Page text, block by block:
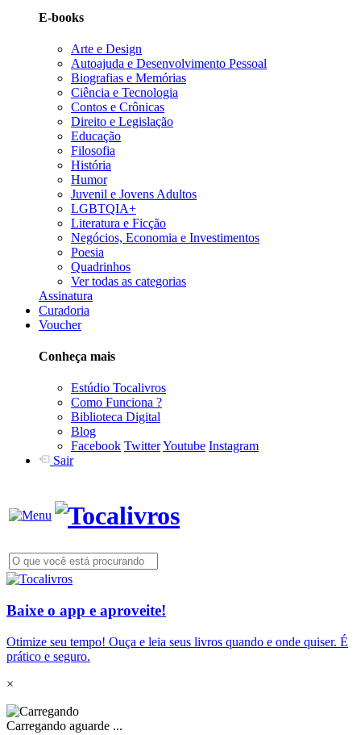
E-books
Arte e Design
Autoajuda e Desenvolvimento Pessoal
Biografias e Memórias
Ciência e Tecnologia
Contos e Crônicas
Direito e Legislação
Educação
Filosofia
História
Humor
Juvenil e Jovens Adultos
LGBTQIA+
Literatura e Ficção
Negócios, Economia e Investimentos
Poesia
Quadrinhos
Ver todas as categorias
Assinatura
Curadoria
Voucher
Conheça mais
Estúdio Tocalivros
Como Funciona ?
Biblioteca Digital
Blog
Facebook TwitterYoutube Instagram
Sair
Baixe o app e aproveite!
Otimize seu tempo! Ouça e leia seus livros quando e onde quiser. É
prático e seguro.
×
Carregando aguarde ...